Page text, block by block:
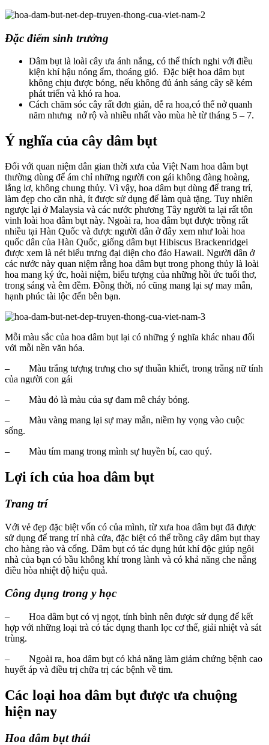
Đặc điểm sinh trưởng
Dâm bụt là loài cây ưa ánh nắng, có thể thích nghi với điều
kiện khí hậu nóng ẩm, thoáng gió. Đặc biệt hoa dâm bụt
không chịu được bóng, nếu không đủ ánh sáng cây sẽ kém
phát triển và khó ra hoa.
Cách chăm sóc cây rất đơn giản, dễ ra hoa,có thể nở quanh
năm nhưng nở rộ và nhiều nhất vào mùa hè từ tháng 5 – 7.
Ý nghĩa của cây dâm bụt
Đối với quan niệm dân gian thời xưa của Việt Nam hoa dâm bụt
thường dùng để ám chỉ những người con gái không đàng hoàng,
lẳng lơ, không chung thủy. Vì vậy, hoa dâm bụt dùng để trang trí,
làm đẹp cho căn nhà, ít được sử dụng để làm quà tặng. Tuy nhiên
ngược lại ở Malaysia và các nước phương Tây người ta lại rất tôn
vinh loài hoa dâm bụt này. Ngoài ra, hoa dâm bụt được trồng rất
nhiều tại Hàn Quốc và được người dân ở đây xem như loài hoa
quốc dân của Hàn Quốc, giống dâm bụt Hibiscus Brackenridgei
được xem là nét biểu trưng đại diện cho đảo Hawaii. Người dân ở
các nước này quan niệm rằng hoa dâm bụt trong phong thủy là loài
hoa mang ký ức, hoài niệm, biểu tượng của những hồi ức tuổi thơ,
trong sáng và êm đềm. Đồng thời, nó cũng mang lại sự may mắn,
hạnh phúc tài lộc đến bên bạn.
Mỗi màu sắc của hoa dâm bụt lại có những ý nghĩa khác nhau đối
với mỗi nền văn hóa.
– Màu trắng tượng trưng cho sự thuần khiết, trong trắng nữ tính
của người con gái
– Màu đỏ là màu của sự đam mê cháy bỏng.
– Màu vàng mang lại sự may mắn, niềm hy vọng vào cuộc
sống.
– Màu tím mang trong mình sự huyền bí, cao quý.
Lợi ích của hoa dâm bụt
Trang trí
Với vẻ đẹp đặc biệt vốn có của mình, từ xưa hoa dâm bụt đã được
sử dụng để trang trí nhà cửa, đặc biệt có thể trồng cây dâm bụt thay
cho hàng rào và cổng. Dâm bụt có tác dụng hút khí độc giúp ngôi
nhà của bạn có bầu không khí trong lành và có khả năng che nắng
điều hòa nhiệt độ hiệu quả.
Công dụng trong y học
– Hoa dâm bụt có vị ngọt, tính bình nên được sử dụng để kết
hợp với những loại trà có tác dụng thanh lọc cơ thể, giải nhiệt và sát
trùng.
– Ngoài ra, hoa dâm bụt có khả năng làm giảm chứng bệnh cao
huyết áp và điều trị chữa trị các bệnh về tim.
Các loại hoa dâm bụt được ưa chuộng
hiện nay
Hoa dâm bụt thái